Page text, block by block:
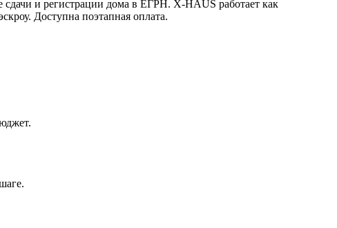
сдачи и регистрации дома в ЕГРН. X-HAUS работает как
Доступна поэтапная оплата.